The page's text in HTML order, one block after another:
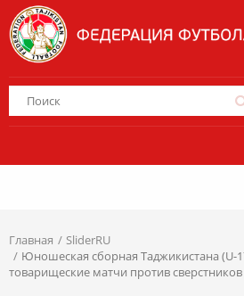
Главная
SliderRU
Юношеская сборная Таджикистана (U-
товарищеские матчи против